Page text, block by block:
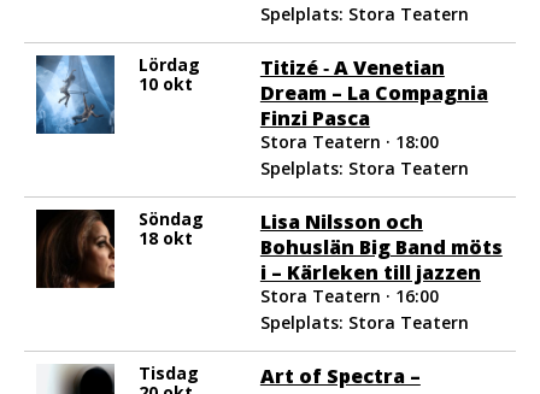
Spelplats: Stora Teatern
Lördag
10 okt
Titizé ‐ A Venetian
Dream – La Compagnia
Finzi Pasca
Stora Teatern · 18:00
Spelplats: Stora Teatern
Söndag
18 okt
Lisa Nilsson och
Bohuslän Big Band möts
i – Kärleken till jazzen
Stora Teatern · 16:00
Spelplats: Stora Teatern
Tisdag
Art of Spectra –